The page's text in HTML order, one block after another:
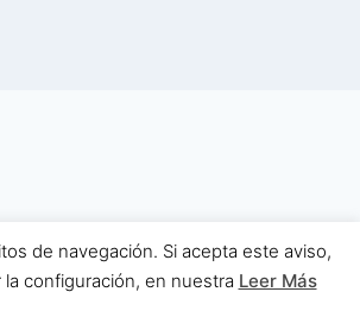
de navegación. Si acepta este aviso,
configuración, en nuestra Leer Más